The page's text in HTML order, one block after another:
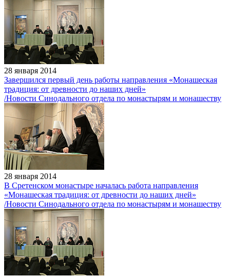
28 января 2014
Завершился первый день работы направления «Монашеская
традиция: от древности до наших дней»
/Новости Синодального отдела по монастырям и монашеству
28 января 2014
В Сретенском монастыре началась работа направления
«Монашеская традиция: от древности до наших дней»
/Новости Синодального отдела по монастырям и монашеству